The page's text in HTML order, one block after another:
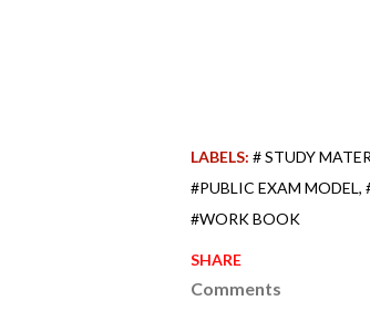
LABELS: # STUDY
#PUBLIC EXAM MODEL
#WORK BOOK
SHARE
Comments